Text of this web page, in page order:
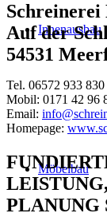
Innenausbau
Möbelbau
Auf der
54531
Tel. 06572 933 830
Mobil: 0171 42 96
Email:
Homepage:
PLANUNG